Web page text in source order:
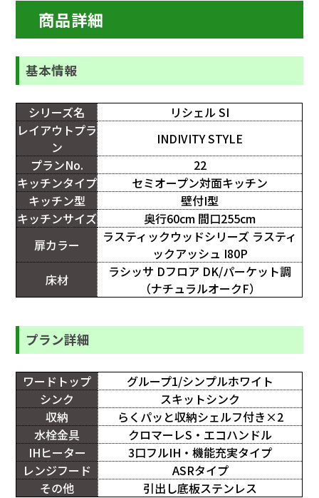
商品詳細
基本情報
シリーズ名
リシェル SI
レイアウトプラ
ン
INDIVITY STYLE
プランNo.
22
キッチンタイプ
セミオープン対面キッチン
キッチン型
壁付I型
キッチンサイズ
奥行60cm 間口255cm
扉カラー
ラスティックウッドシリーズ ラスティ
ックアッシュ I80P
床材
ラシッサ Dフロア DK/パーケット調
（ナチュラルオークF）
プラン詳細
ワードトップ
グループ1/シンプルホワイト
シンク
スキットシンク
収納
らくパッと収納シェルフ付き×2
水栓金具
クロマーレS・エコハンドル
IHヒーター
3口フルIH・機能充実タイプ
レンジフード
ASRタイプ
その他
引出し底板ステンレス